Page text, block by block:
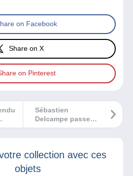
on Facebook
Share on X
on Pinterest
Sébastien
Delcampe passe
son week-end du
collectionneurs !
collection avec ces
objets